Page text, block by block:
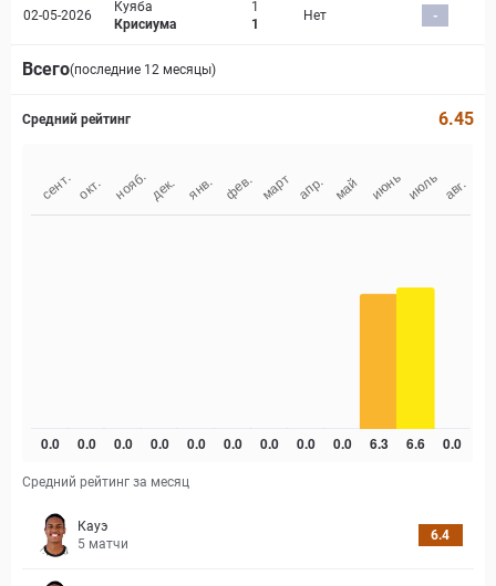
02-05-2026
Куяба
Крисиума
1
1
Нет -
Всего(последние 12 месяцы)
Средний рейтинг 6.45
Средний рейтинг за месяц
Кауэ
5 матчи
6.4